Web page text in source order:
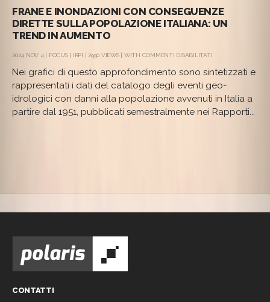
FRANE E INONDAZIONI CON CONSEGUENZE
DIRETTE SULLA POPOLAZIONE ITALIANA: UN
TREND IN AUMENTO
2024 NOV 4 | FOCUS| IRPI | 2990 VIEWS | WITH COMMENTI DISABILITATISU
E
CON
CONSEGUENZE
DIRETTE
SULLA
Nei grafici di questo approfondimento sono sintetizzati e
rappresentati i dati del catalogo degli eventi geo-
idrologici con danni alla popolazione avvenuti in Italia a
partire dal 1951, pubblicati semestralmente nei Rapporti...
CONTATTI